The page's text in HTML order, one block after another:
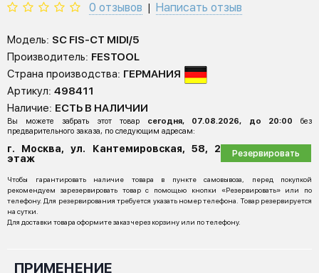
0 отзывов Написать отзыв
Модель: SC FIS-CT MIDI/5
Производитель: FESTOOL
Страна производства: ГЕРМАНИЯ
Артикул: 498411
Наличие: ЕСТЬ В НАЛИЧИИ
Вы можете забрать этот товар сегодня, 07.08.2026, до 20:00
без
предварительного заказа, по следующим адресам:
г. Москва, ул. Кантемировская, 58, 2
этаж
Резервировать
Чтобы гарантировать наличие товара в пункте самовывоза, перед покупкой
рекомендуем зарезервировать товар с помощью кнопки «Резервировать» или по
телефону. Для резервирования требуется указать номер телефона. Товар резервируется
на сутки.
Для доставки товара оформите заказ через корзину или по телефону.
ПРИМЕНЕНИЕ